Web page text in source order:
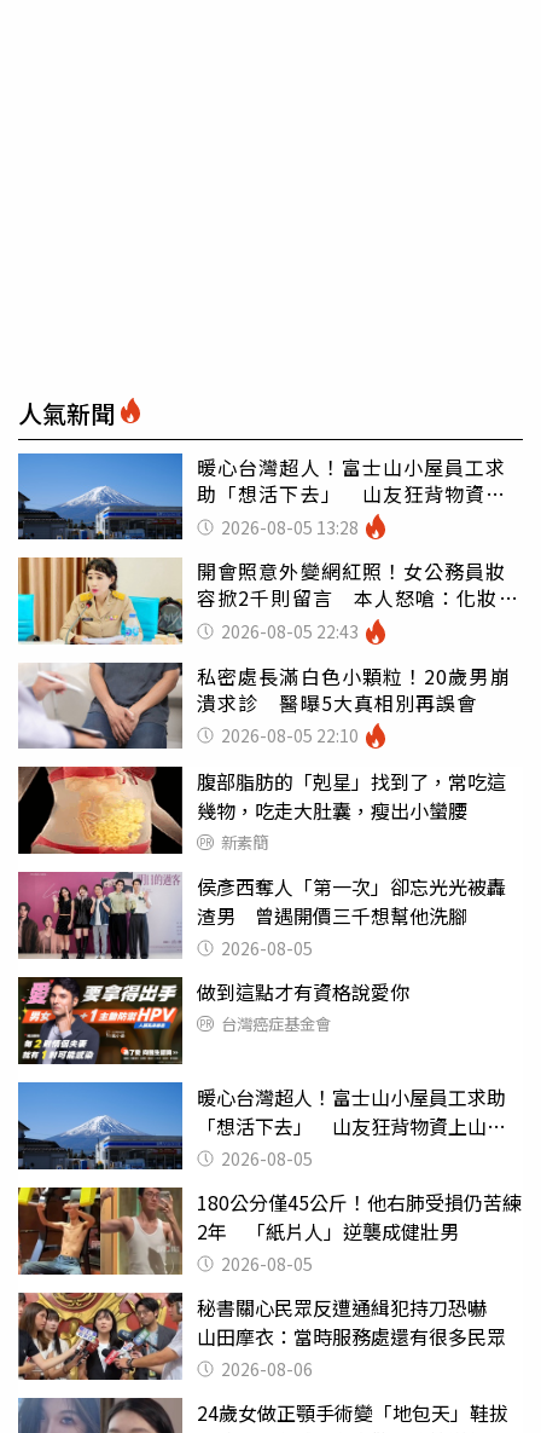
人氣新聞
暖心台灣超人！富士山小屋員工求
助「想活下去」 山友狂背物資上
山：台灣真的是寶島
2026-08-05 13:28
開會照意外變網紅照！女公務員妝
容掀2千則留言 本人怒嗆：化妝有
錯嗎2026-08-05 22:43
私密處長滿白色小顆粒！20歲男崩
潰求診 醫曝5大真相別再誤會
2026-08-05 22:10
腹部脂肪的「剋星」找到了，常吃這
幾物，吃走大肚囊，瘦出小蠻腰
新素簡
侯彥西奪人「第一次」卻忘光光被轟
渣男 曾遇開價三千想幫他洗腳
2026-08-05
做到這點才有資格說愛你
台灣癌症基金會
暖心台灣超人！富士山小屋員工求助
「想活下去」 山友狂背物資上山：
台灣真的是寶島
2026-08-05
180公分僅45公斤！他右肺受損仍苦練
2年 「紙片人」逆襲成健壯男
2026-08-05
秘書關心民眾反遭通緝犯持刀恐嚇
山田摩衣：當時服務處還有很多民眾
2026-08-06
24歲女做正顎手術變「地包天」鞋拔